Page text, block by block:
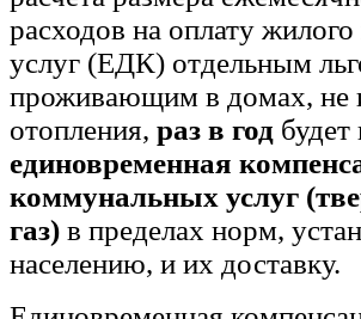
расходов на оплату
услуг (ЕДК) отдельным
проживающим в домах, не
отопления, раз в год будет
единовременная
коммунальных услуг
газ) в пределах норм,
населению, и их доставку.